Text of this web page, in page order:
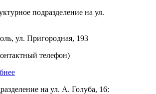
подразделение на ул.
ул. Пригородная, 193
телефон)
на ул. А. Голуба, 16: